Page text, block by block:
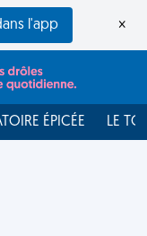
l'app ×
ÉPICÉE LE